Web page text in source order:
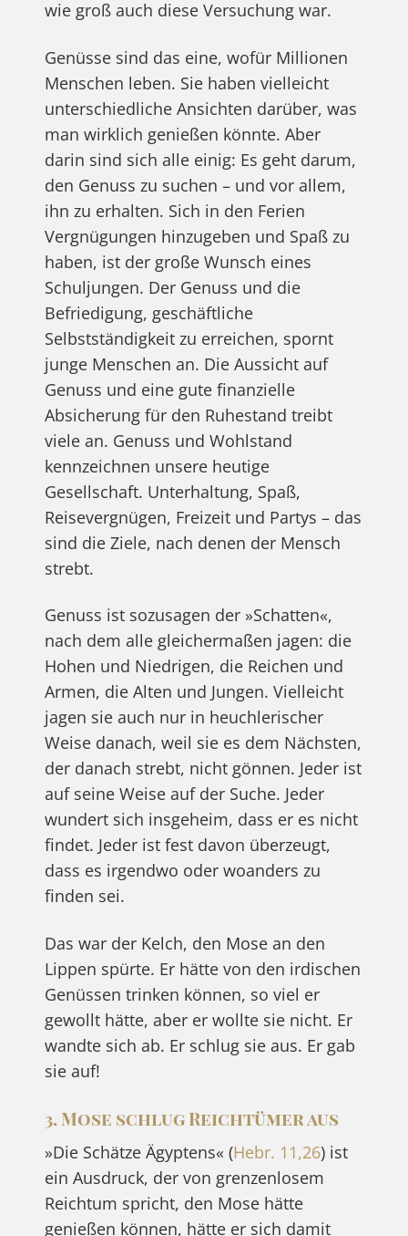
wie groß auch diese Versuchung war.
Genüsse sind das eine, wofür Millionen
Menschen leben. Sie haben vielleicht
unterschiedliche Ansichten darüber, was
man wirklich genießen könnte. Aber
darin sind sich alle einig: Es geht darum,
den Genuss zu suchen – und vor allem,
ihn zu erhalten. Sich in den Ferien
Vergnügungen hinzugeben und Spaß zu
haben, ist der große Wunsch eines
Schuljungen. Der Genuss und die
Befriedigung, geschäftliche
Selbstständigkeit zu erreichen, spornt
junge Menschen an. Die Aussicht auf
Genuss und eine gute finanzielle
Absicherung für den Ruhestand treibt
viele an. Genuss und Wohlstand
kennzeichnen unsere heutige
Gesellschaft. Unterhaltung, Spaß,
Reisevergnügen, Freizeit und Partys – das
sind die Ziele, nach denen der Mensch
strebt.
Genuss ist sozusagen der »Schatten«,
nach dem alle gleichermaßen jagen: die
Hohen und Niedrigen, die Reichen und
Armen, die Alten und Jungen. Vielleicht
jagen sie auch nur in heuchlerischer
Weise danach, weil sie es dem Nächsten,
der danach strebt, nicht gönnen. Jeder ist
auf seine Weise auf der Suche. Jeder
wundert sich insgeheim, dass er es nicht
findet. Jeder ist fest davon überzeugt,
dass es irgendwo oder woanders zu
finden sei.
Das war der Kelch, den Mose an den
Lippen spürte. Er hätte von den irdischen
Genüssen trinken können, so viel er
gewollt hätte, aber er wollte sie nicht. Er
wandte sich ab. Er schlug sie aus. Er gab
sie auf!
3. Mose schlug Reichtümer aus
»Die Schätze Ägyptens« (Hebr. 11,26) ist
ein Ausdruck, der von grenzenlosem
Reichtum spricht, den Mose hätte
genießen können, hätte er sich damit